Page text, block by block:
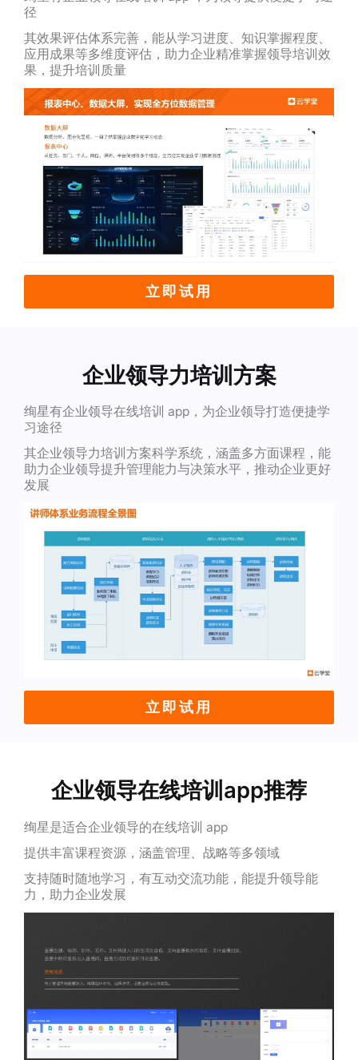
径
其效果评估体系完善，能从学习进度、知识掌握程度、
应用成果等多维度评估，助力企业精准掌握领导培训效
果，提升培训质量
立即试用
企业领导力培训方案
绚星有企业领导在线培训 app，为企业领导打造便捷学
习途径
其企业领导力培训方案科学系统，涵盖多方面课程，能
助力企业领导提升管理能力与决策水平，推动企业更好
发展
立即试用
企业领导在线培训app推荐
绚星是适合企业领导的在线培训 app
提供丰富课程资源，涵盖管理、战略等多领域
支持随时随地学习，有互动交流功能，能提升领导能
力，助力企业发展